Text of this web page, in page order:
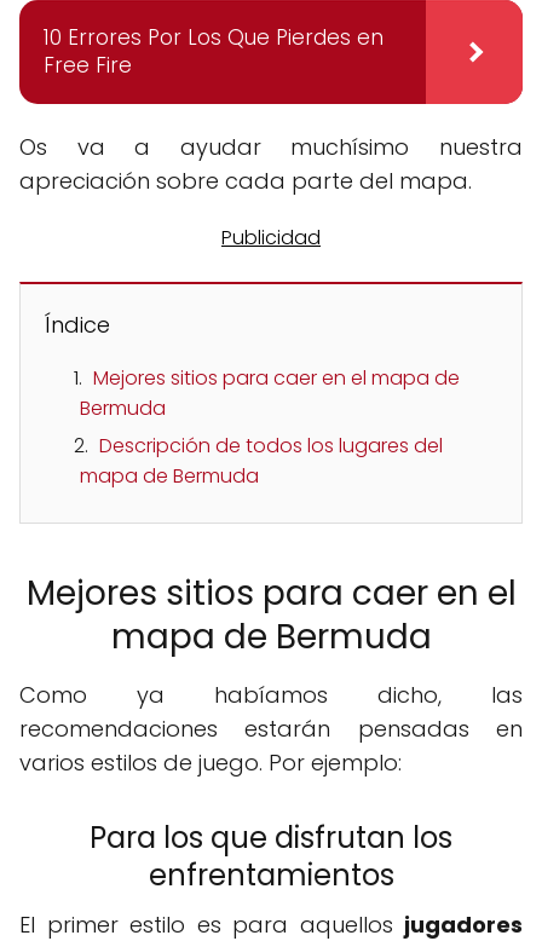
10 Errores Por Los Que Pierdes en
Free Fire
Os va a ayudar muchísimo nuestra
apreciación sobre cada parte del mapa.
Índice
Mejores sitios para caer en el mapa de
Bermuda
Descripción de todos los lugares del
mapa de Bermuda
Mejores sitios para caer en el
mapa de Bermuda
Como ya habíamos dicho, las
recomendaciones estarán pensadas en
varios estilos de juego. Por ejemplo:
Para los que disfrutan los
enfrentamientos
El primer estilo es para aquellos jugadores